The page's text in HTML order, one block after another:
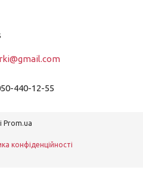
440-12-55
Prom.ua
конфіденційності